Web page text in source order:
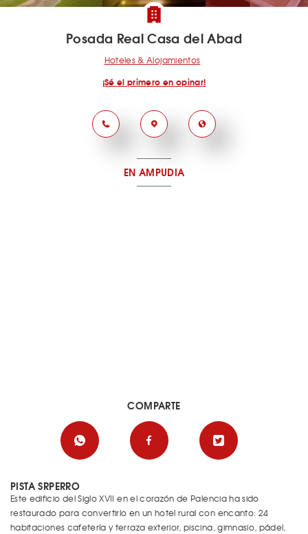
Posada Real Casa del Abad
Hoteles & Alojamientos
¡Sé el primero en opinar!
EN AMPUDIA
PISTA SRPERRO
Este edificio del Siglo XVII en el corazón de Palencia ha sido
restaurado para convertirlo en un hotel rural con encanto: 24
habitaciones cafetería y terraza exterior, piscina, gimnasio, pádel,
COMPARTE